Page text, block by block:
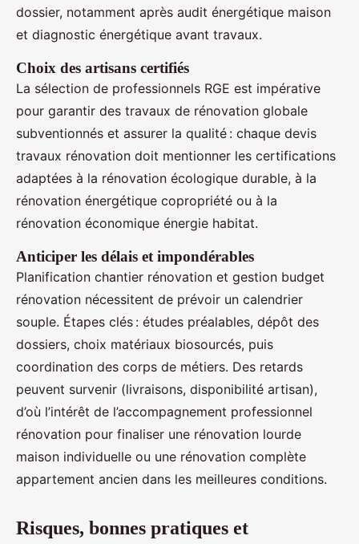
dossier, notamment après audit énergétique maison
et diagnostic énergétique avant travaux.
Choix des artisans certifiés
La sélection de professionnels RGE est impérative
pour garantir des travaux de rénovation globale
subventionnés et assurer la qualité : chaque devis
travaux rénovation doit mentionner les certifications
adaptées à la rénovation écologique durable, à la
rénovation énergétique copropriété ou à la
rénovation économique énergie habitat.
Anticiper les délais et impondérables
Planification chantier rénovation et gestion budget
rénovation nécessitent de prévoir un calendrier
souple. Étapes clés : études préalables, dépôt des
dossiers, choix matériaux biosourcés, puis
coordination des corps de métiers. Des retards
peuvent survenir (livraisons, disponibilité artisan),
d’où l’intérêt de l’accompagnement professionnel
rénovation pour finaliser une rénovation lourde
maison individuelle ou une rénovation complète
appartement ancien dans les meilleures conditions.
Risques, bonnes pratiques et